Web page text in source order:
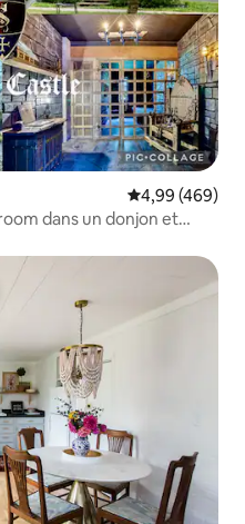
Évaluation
4,99 (469)
dans un donjon et
appréciés